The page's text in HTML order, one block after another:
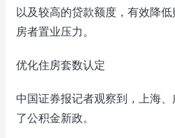
以及较高的贷款额度，有效降
房者置业压力。
优化住房套数认定
中国证券报记者观察到，上海
了公积金新政。